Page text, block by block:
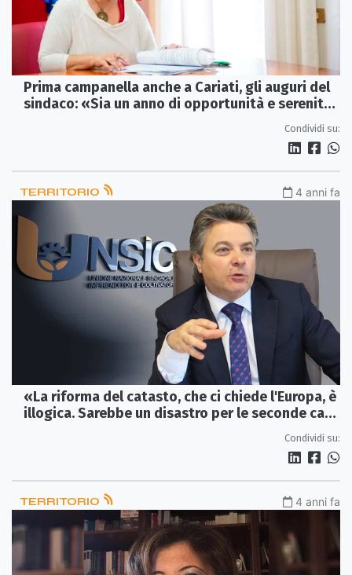
Prima campanella anche a Cariati, gli auguri del
sindaco: «Sia un anno di opportunità e serenità
Condividi su:
TERRITORIO 4 anni fa
«La riforma del catasto, che ci chiede l'Europa, è
illogica. Sarebbe un disastro per le seconde case
Condividi su:
TERRITORIO 4 anni fa